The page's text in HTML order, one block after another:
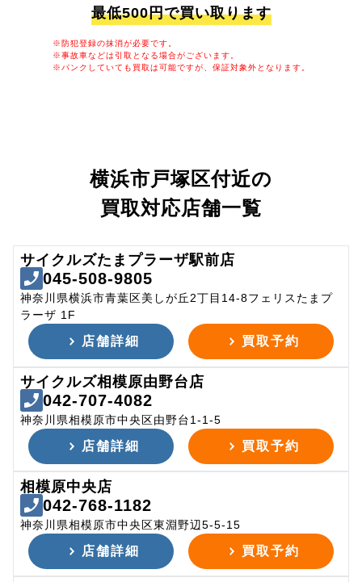
最低500円で買い取ります
※防犯登録の抹消が必要です。
※事故車などは引取となる場合がございます。
※パンクしていても買取は可能ですが、保証対象外となります。
横浜市戸塚区付近の
買取対応店舗一覧
サイクルズたまプラーザ駅前店
045-508-9805
神奈川県横浜市青葉区美しが丘2丁目14-8フェリスたまプ
ラーザ 1F
店舗詳細 買取予約
サイクルズ相模原由野台店
042-707-4082
神奈川県相模原市中央区由野台1-1-5
店舗詳細 買取予約
相模原中央店
042-768-1182
神奈川県相模原市中央区東淵野辺5-5-15
店舗詳細 買取予約